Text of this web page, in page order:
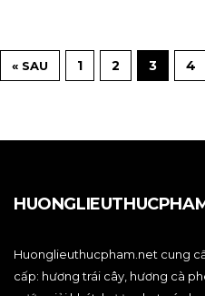
« SAU 1 2 3 4
Huonglieuthucpham.net cung
cấp: hương trái cây, hương cà